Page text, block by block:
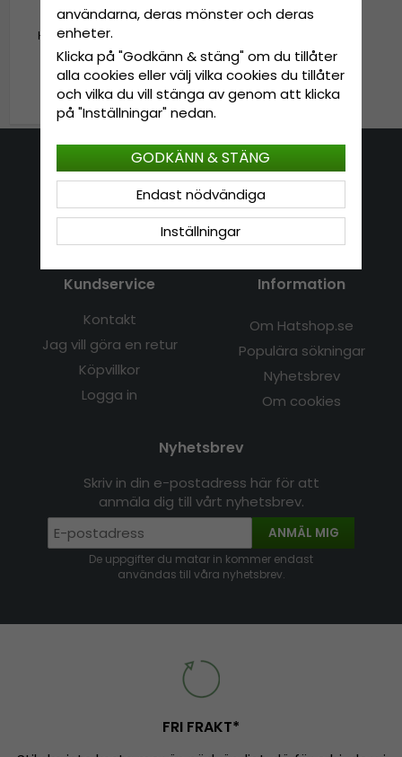
Hattar - Wegener Aprica
(beige)
189 kr229 kr
Kontakta oss
E-mail: info@hatshop.se
Tel: 031-320 22 00
Kundservice
Kontakt
Jag vill göra en retur
Köpvillkor
Logga in
Information
Om Hatshop.se
Populära sökningar
Nyhetsbrev
Om cookies
Nyhetsbrev
Skriv in din e-postadress här för att
anmäla dig till vårt nyhetsbrev.
ANMÄL MIG
De uppgifter du matar in kommer endast
användas till våra nyhetsbrev.
FRI FRAKT*
användarna, deras mönster och deras
enheter.
Klicka på "Godkänn & stäng" om du tillåter
alla cookies eller välj vilka cookies du tillåter
och vilka du vill stänga av genom att klicka
på "Inställningar" nedan.
Inställningar
Endast nödvändiga
GODKÄNN & STÄNG